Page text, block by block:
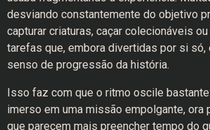
desviando constantemente do objetivo
capturar criaturas, caçar colecionáveis
tarefas que, embora divertidas por si só,
senso de progressão da história.
Isso faz com que o ritmo oscile
imerso em uma missão empolgante, ora
que parecem mais preencher tempo do